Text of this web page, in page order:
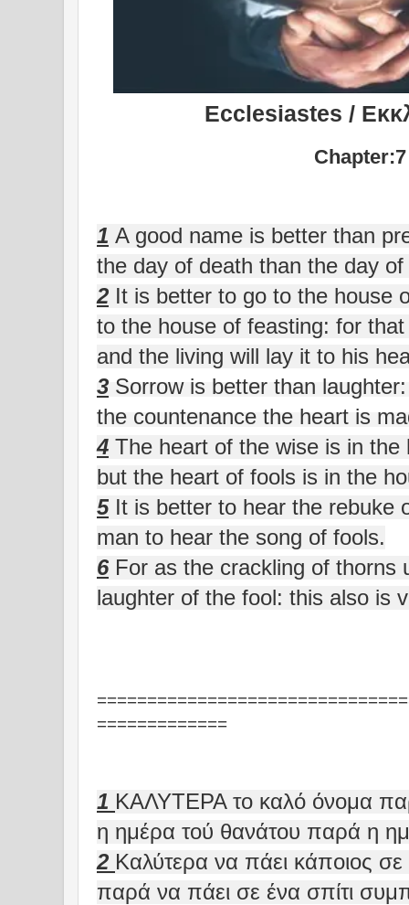
Ecclesiastes /
Chapter:7
1 A good name is better than
the day of death than the day
2 It is better to go to the house
to the house of feasting: for
and the living will lay it to his
3 Sorrow is better than
the countenance the heart is
4 The heart of the wise is in the
but the heart of fools is in the
5 It is better to hear the rebuke
man to hear the song of fools.
6 For as the crackling of thorns
laughter of the fool: this also is
=============
1 ΚΑΛΥΤΕΡΑ το καλό όνομα
η ημέρα τού θανάτου παρά η
2 Καλύτερα να πάει κάποιος σε
παρά να πάει σε ένα σπίτι